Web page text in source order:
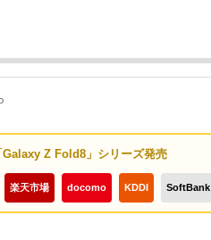
Galaxy Z Fold8」シリーズ発売
楽天市場 docomo KDDI SoftBank